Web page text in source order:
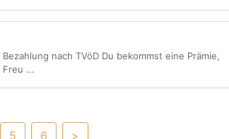
nach TVöD Du bekommst eine Prämie,
Freu ...
5 6 >